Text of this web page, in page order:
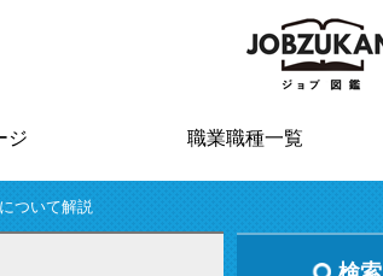
ジ 職業職種一覧
ついて解説